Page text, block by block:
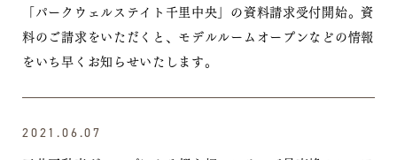
「パークウェルステイト千里中央」の資料請求受付開始。資
料のご請求をいただくと、モデルルームオープンなどの情報
をいち早くお知らせいたします。
2021.06.07